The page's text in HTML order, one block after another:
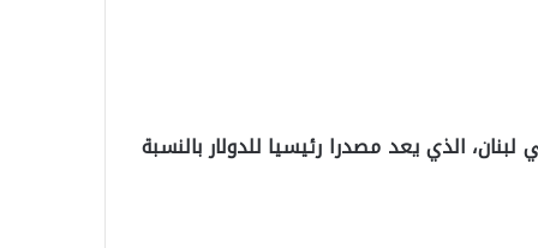
الذي يعد مصدرا رئيسيا للدولار بالنسبة